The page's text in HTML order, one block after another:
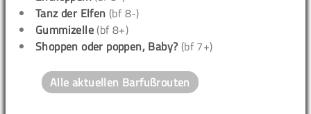
Tanz der Elfen (bf 8-)
Gummizelle (bf 8+)
Shoppen oder poppen, Baby? (bf 7+)
Alle aktuellen Barfußrouten